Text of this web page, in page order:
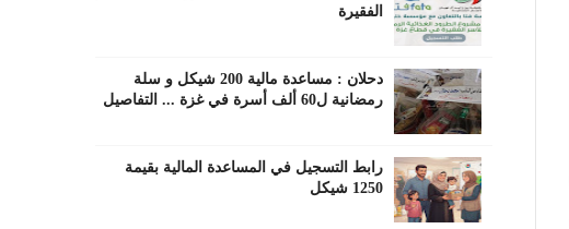
الفقيرة
دحلان : مساعدة مالية 200 شيكل و سلة
رمضانية ل60 ألف أسرة في غزة ... التفاصيل
رابط التسجيل في المساعدة المالية بقيمة
1250 شيكل